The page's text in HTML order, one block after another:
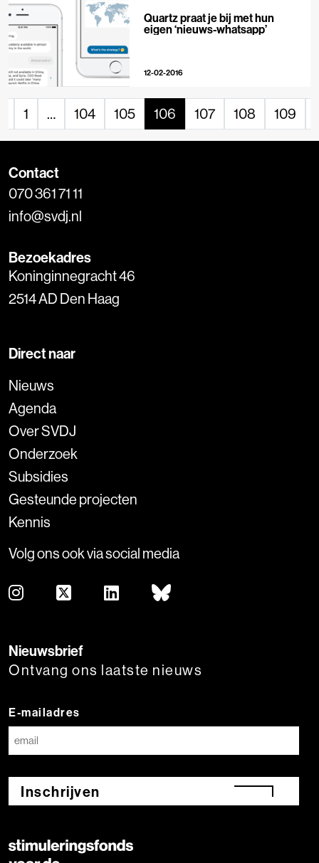
Quartz praat je bij met hun
eigen ‘nieuws-whatsapp’
12-02-2016
1 … 104 105 106 107 108 109
Contact
070 361 71 11
info@svdj.nl
Bezoekadres
Koninginnegracht 46
2514 AD Den Haag
Direct naar
Nieuws
Agenda
Over SVDJ
Onderzoek
Subsidies
Gesteunde projecten
Kennis
Volg ons ook via social media
Nieuwsbrief
Ontvang ons laatste nieuws
E-mailadres
Inschrijven